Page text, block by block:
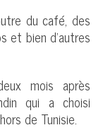
du café, des
et bien d’autres
mois après
qui a choisi
de Tunisie.